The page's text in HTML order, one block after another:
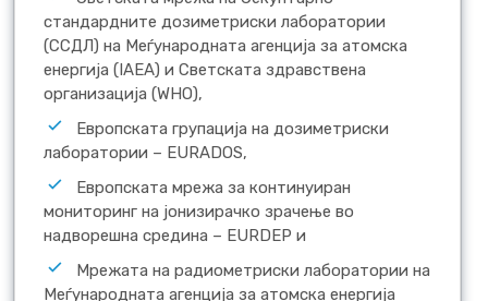
стандардните дозиметриски лаборатории
(ССДЛ) на Меѓународната агенција за атомска
енергија (IAEA) и Светската здравствена
организација (WHO),
Европската групација на дозиметриски
лаборатории – EURADOS,
Европската мрежа за континуиран
мониторинг на јонизирачко зрачење во
надворешна средина – EURDEP и
Мрежата на радиометриски лаборатории на
Меѓународната агенција за атомска енергија